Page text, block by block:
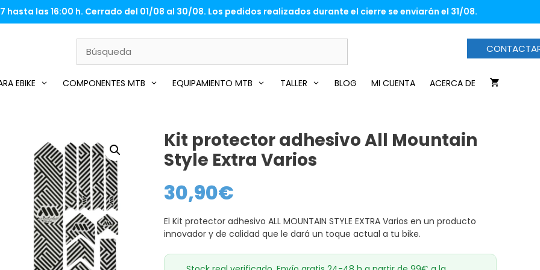
las 16:00 h. Cerrado del 01/08 al 30/08. Los pedidos realizados durante el cierre se enviarán el 31/08.
EBIKE COMPONENTES MTB EQUIPAMIENTO MTB TALLER BLOG MI CUENTA ACERCA DE
Kit protector adhesivo All Mountain
Style Extra Varios
30,90€
El Kit protector adhesivo ALL MOUNTAIN STYLE EXTRA Varios en un producto
innovador y de calidad que le dará un toque actual a tu bike.